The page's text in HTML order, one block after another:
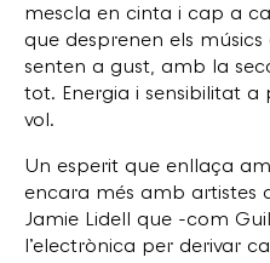
mescla en cinta i cap a
que desprenen els
senten a gust, amb la
tot. Energia i sensibilitat
vol.
Un esperit que enllaça
encara més amb artistes
Jamie Lidell que -com
l’electrònica per derivar